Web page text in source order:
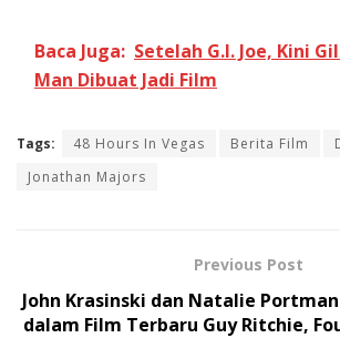
Baca Juga: Setelah G.I. Joe, Kini
Man Dibuat Jadi Film
Tags: 48 Hours In Vegas Berita Film
Jonathan Majors
Previous Post
John Krasinski dan Natalie
dalam Film Terbaru Guy Ritchie,